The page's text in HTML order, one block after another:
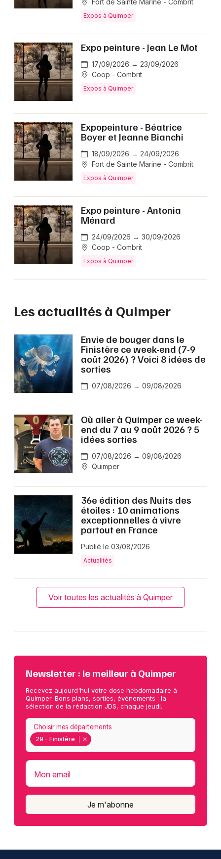
Fort de Sainte Marine - Combrit
Expos à Quimper
Expo peinture - Jean Le Mot
17/09/2026 → 23/09/2026
Coop - Combrit
Expos à Quimper
Expopeinture - Béatrice
Boyer et Jeanne Bianchi
18/09/2026 → 24/09/2026
Fort de Sainte Marine - Combrit
Expos à Quimper
Expo peinture - Antonia
Ménard
24/09/2026 → 30/09/2026
Coop - Combrit
Expos à Quimper
Les actualités à Quimper
Envie de bouger dans le
Finistère ce week-end (7-9
août 2026) ? Voici 8 idées de
sorties
07/08/2026 → 09/08/2026
Où aller à Quimper ce week-
end du 7 au 9 août 2026 ? 5
idées sorties
07/08/2026 → 09/08/2026
Quimper
36e édition des Nuits des
étoiles : 10 animations
exceptionnelles à vivre
partout en France
Publié le 03/08/2026
Actualités
Voir toutes les actualités à Quimper
Newsletter : le meilleur à Quimper
Recevez aujourd'hui votre dose hebdomadaire à
Quimper. Bons plans, sorties, événements : la
sélection de la rédaction JDS, chaque jeudi.
29 - Finistère
Choisir mes départements
Mon email
Je m'abonne